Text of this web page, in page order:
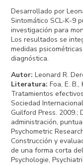
Desarrollado por
Sintomático SCL-K-9
investigación para
Los resultados se
medidas
diagnóstica.
Autor: Leonard R.
Literatura: Foa, E. B.,
Tratamientos
Sociedad
Guilford Press. 2009.;
administración,
Psychometric
Construcción y
de una forma corta
Psychologie,